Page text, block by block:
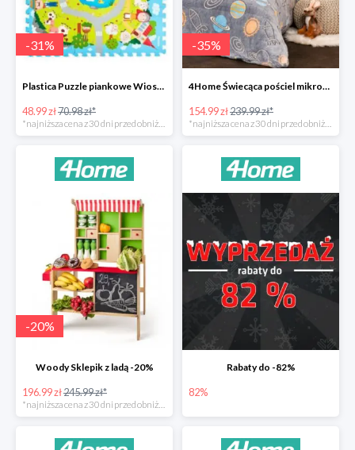
-31%
Plastica Puzzle piankowe Wioska -31%
48.99 zł70.98 zł*
-35%
4Home Świecąca pościel mikroflanela Planetarium -35%
154.99 zł239.99 zł*
-20%
Woody Sklepik z ladą -20%
196.99 zł245.99 zł*
*najniższa cena z 30 dni przed obniżką
Rabaty do -82%
82%